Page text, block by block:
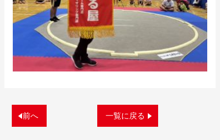
前へ 一覧に戻る